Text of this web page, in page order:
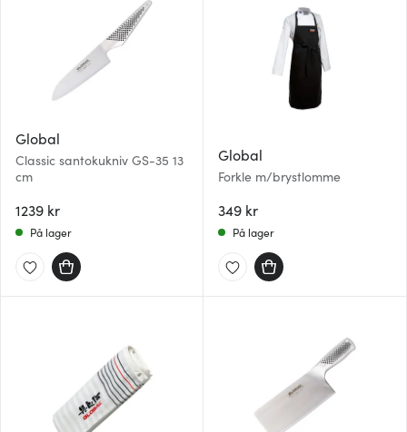
Global
Classic santokukniv GS-35 13
cm
1239 kr
På lager
Global
Forkle m/brystlomme
349 kr
På lager